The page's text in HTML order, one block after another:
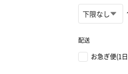
配送
お急ぎ便(1